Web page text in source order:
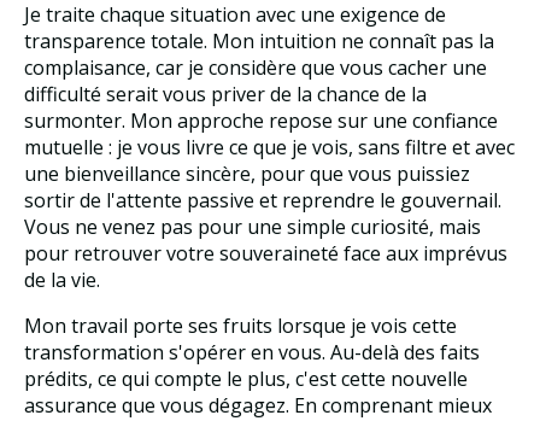
Je traite chaque situation avec une exigence de
transparence totale. Mon intuition ne connaît pas la
complaisance, car je considère que vous cacher une
difficulté serait vous priver de la chance de la
surmonter. Mon approche repose sur une confiance
mutuelle : je vous livre ce que je vois, sans filtre et avec
une bienveillance sincère, pour que vous puissiez
sortir de l'attente passive et reprendre le gouvernail.
Vous ne venez pas pour une simple curiosité, mais
pour retrouver votre souveraineté face aux imprévus
de la vie.
Mon travail porte ses fruits lorsque je vois cette
transformation s'opérer en vous. Au-delà des faits
prédits, ce qui compte le plus, c'est cette nouvelle
assurance que vous dégagez. En comprenant mieux